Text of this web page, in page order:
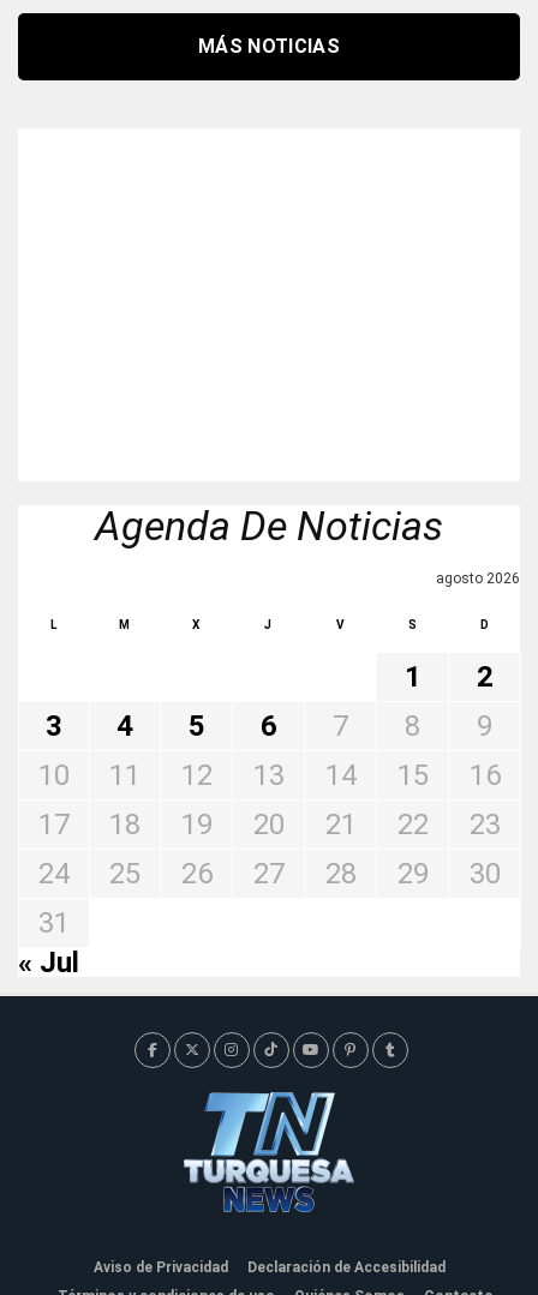
MÁS NOTICIAS
Agenda De Noticias
agosto 2026
L M X J V S D
1
2
3
4 5 6 7 8
9
10
11 12 13 14 15
16
17
18 19 20 21 22
23
24
25 26 27 28 29
30
31
« Jul
Aviso de Privacidad
Declaración de Accesibilidad